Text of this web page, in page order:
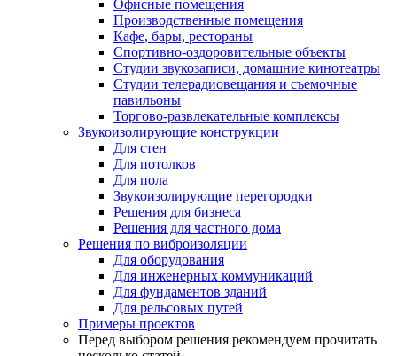
Офисные помещения
Производственные помещения
Кафе, бары, рестораны
Спортивно-оздоровительные объекты
Студии звукозаписи, домашние кинотеатры
Студии телерадиовещания и съемочные
павильоны
Торгово-развлекательные комплексы
Звукоизолирующие конструкции
Для стен
Для потолков
Для пола
Звукоизолирующие перегородки
Решения для бизнеса
Решения для частного дома
Решения по виброизоляции
Для оборудования
Для инженерных коммуникаций
Для фундаментов зданий
Для рельсовых путей
Примеры проектов
Перед выбором решения рекомендуем прочитать